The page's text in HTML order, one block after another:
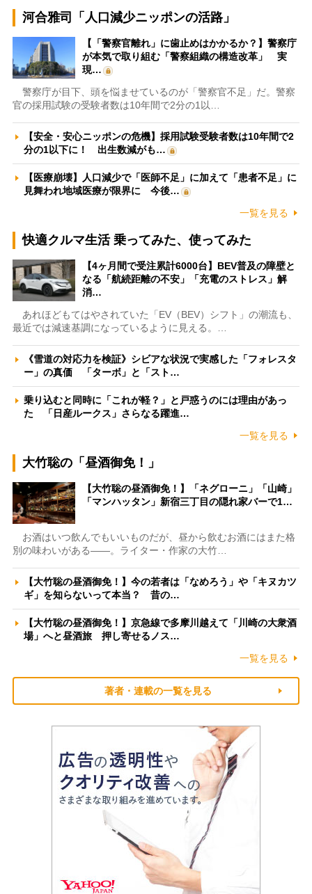
河合雅司「人口減少ニッポンの活路」
【「警察官離れ」に歯止めはかかるか？】警察庁
が本気で取り組む「警察組織の構造改革」 実
現…
警察庁が目下、頭を悩ませているのが「警察官不足」だ。警察
官の採用試験の受験者数は10年間で2分の1以…
【安全・安心ニッポンの危機】採用試験受験者数は10年間で2
分の1以下に！ 出生数減がも…
【医療崩壊】人口減少で「医師不足」に加えて「患者不足」に
見舞われ地域医療が限界に 今後…
一覧を見る
快適クルマ生活 乗ってみた、使ってみた
【4ヶ月間で受注累計6000台】BEV普及の障壁と
なる「航続距離の不安」「充電のストレス」解
消…
あれほどもてはやされていた「EV（BEV）シフト」の潮流も、
最近では減速基調になっているように見える。…
《雪道の対応力を検証》シビアな状況で実感した「フォレスタ
ー」の真価 「ターボ」と「スト…
乗り込むと同時に「これが軽？」と戸惑うのには理由があっ
た 「日産ルークス」さらなる躍進…
一覧を見る
大竹聡の「昼酒御免！」
【大竹聡の昼酒御免！】「ネグローニ」「山崎」
「マンハッタン」新宿三丁目の隠れ家バーで1…
お酒はいつ飲んでもいいものだが、昼から飲むお酒にはまた格
別の味わいがある――。ライター・作家の大竹…
【大竹聡の昼酒御免！】今の若者は「なめろう」や「キヌカツ
ギ」を知らないって本当？ 昔の…
【大竹聡の昼酒御免！】京急線で多摩川越えて「川崎の大衆酒
場」へと昼酒旅 押し寄せるノス…
一覧を見る
著者・連載の一覧を見る